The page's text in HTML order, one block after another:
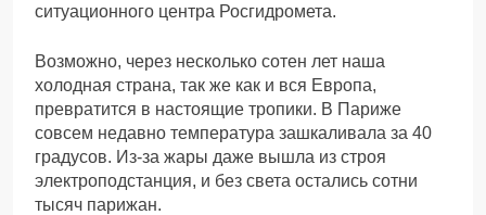
ситуационного центра Росгидромета.
Возможно, через несколько сотен лет наша
холодная страна, так же как и вся Европа,
превратится в настоящие тропики. В Париже
совсем недавно температура зашкаливала за 40
градусов. Из-за жары даже вышла из строя
электроподстанция, и без света остались сотни
тысяч парижан.